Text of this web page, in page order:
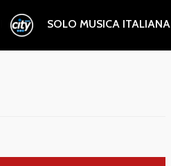
SOLO MUSICA ITALIANA